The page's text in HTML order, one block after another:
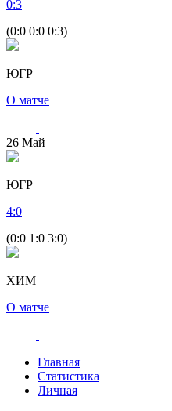
0:3
(0:0 0:0 0:3)
ЮГР
О матче
26 Май
ЮГР
4:0
(0:0 1:0 3:0)
ХИМ
О матче
Главная
Статистика
Личная